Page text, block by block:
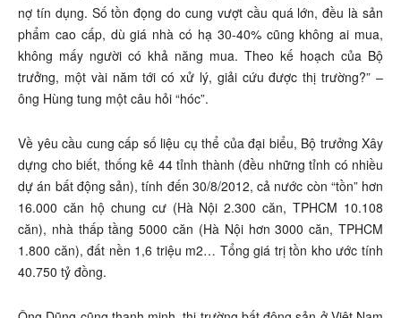
nợ tín dụng. Số tồn đọng do cung vượt cầu quá lớn, đều là sản
phẩm cao cấp, dù giá nhà có hạ 30-40% cũng không ai mua,
không mấy người có khả năng mua. Theo kế hoạch của Bộ
trưởng, một vài năm tới có xử lý, giải cứu được thị trường?” –
ông Hùng tung một câu hỏi “hóc”.
Về yêu cầu cung cấp số liệu cụ thể của đại biểu, Bộ trưởng Xây
dựng cho biết, thống kê 44 tỉnh thành (đều những tỉnh có nhiều
dự án bất động sản), tính đến 30/8/2012, cả nước còn “tồn” hơn
16.000 căn hộ chung cư (Hà Nội 2.300 căn, TPHCM 10.108
căn), nhà thấp tầng 5000 căn (Hà Nội hơn 3000 căn, TPHCM
1.800 căn), đất nền 1,6 triệu m2… Tổng giá trị tồn kho ước tính
40.750 tỷ đồng.